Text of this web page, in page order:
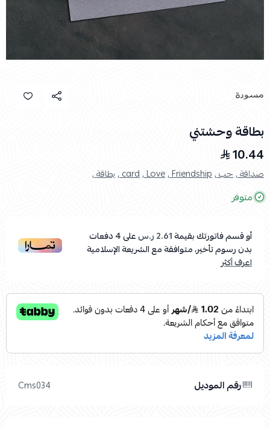
بطاقة وحشتني
10.44
صداقة ,حب ,Friendship ,
Love ,
card , بطاقة ,
متوفر
أو قسم فاتورتك بقيمة2.61 ر.س على4دفعات
بدون رسوم تأخير، متوافقة مع الشريعة الإسلامية
اعرف أكثر
رقم الموديل Cms034